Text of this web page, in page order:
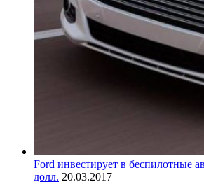
Ford инвестирует в беспилотные
долл. 20.03.2017